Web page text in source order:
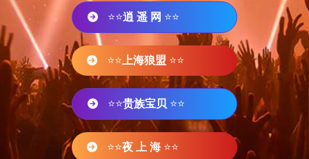
⭐⭐逍 遥 网 ⭐⭐
⭐⭐ 上海狼盟 ⭐⭐
⭐⭐贵族宝贝 ⭐⭐
⭐⭐夜 上 海 ⭐⭐